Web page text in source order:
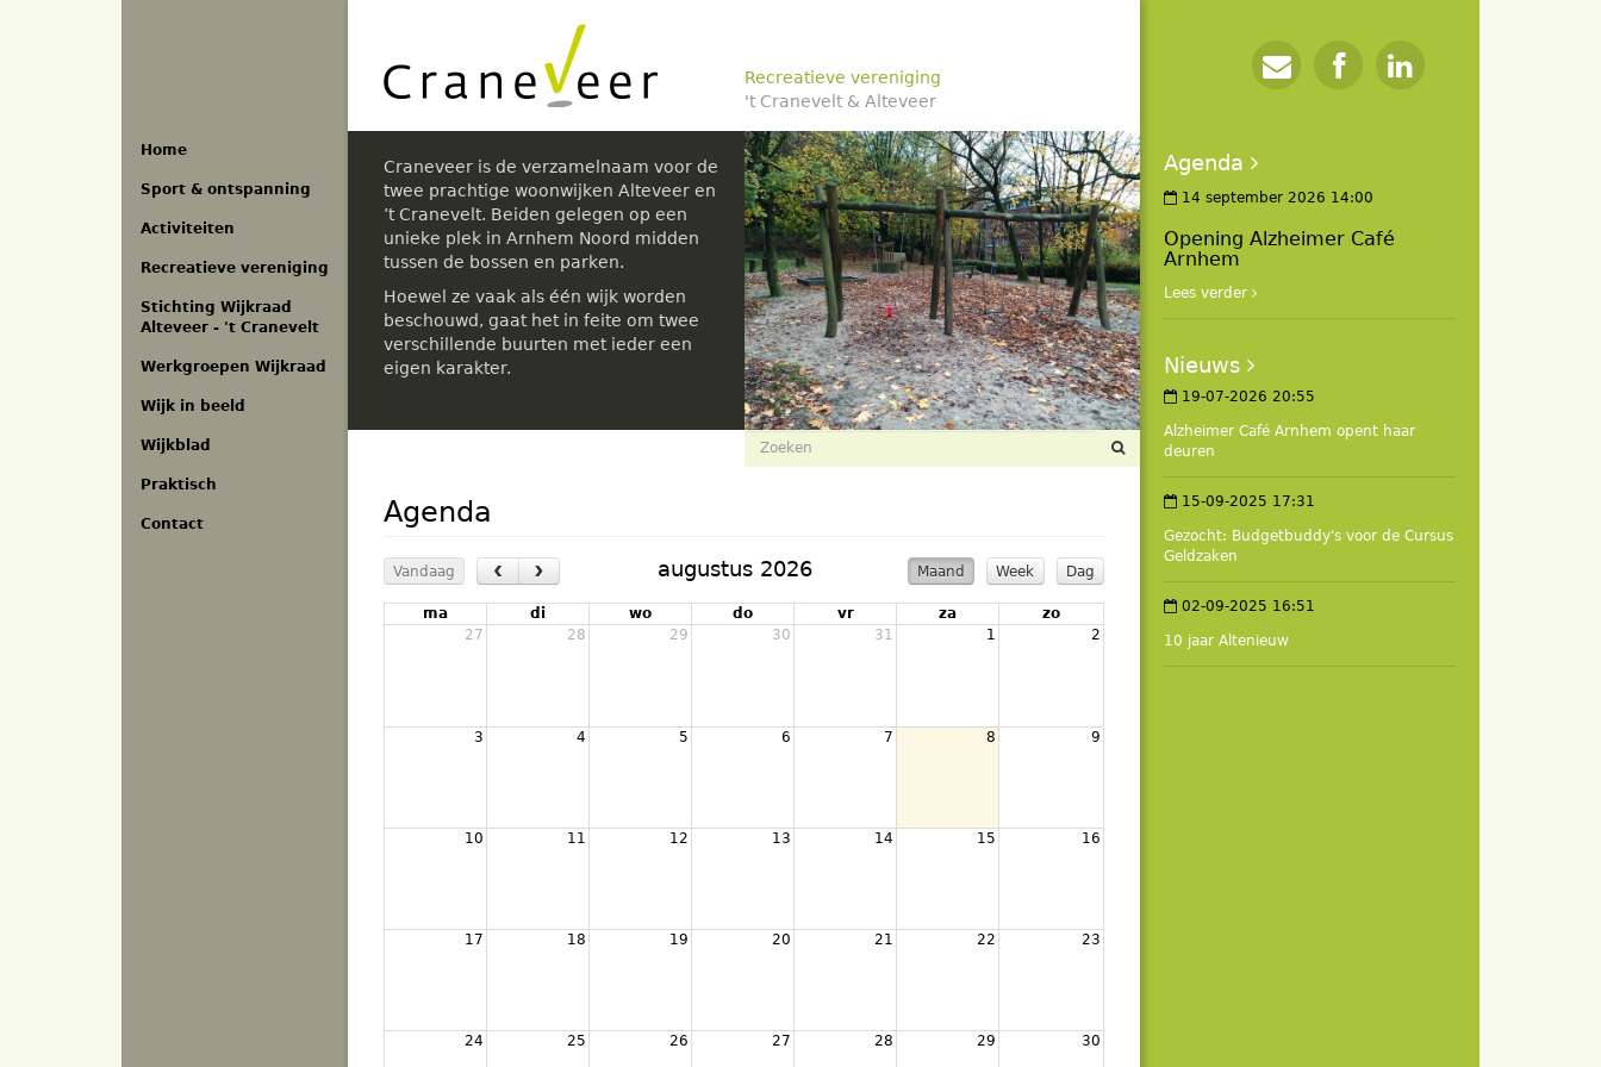
Home
Sport & ontspanning
Activiteiten
Recreatieve vereniging
Stichting Wijkraad
Alteveer - 't Cranevelt
Werkgroepen Wijkraad
Wijk in beeld
Wijkblad
Praktisch
Contact
Recreatieve vereniging
't Cranevelt & Alteveer
Craneveer is de verzamelnaam voor de
twee prachtige woonwijken Alteveer en
’t Cranevelt. Beiden gelegen op een
unieke plek in Arnhem Noord midden
tussen de bossen en parken.
Hoewel ze vaak als één wijk worden
beschouwd, gaat het in feite om twee
verschillende buurten met ieder een
eigen karakter.
Zoekveld
Agenda
Vandaag ‹ › augustus 2026 Maand Week Dag
ma di wo do vr za
zo
27
28 29 30 31 1 2
3 4 5 6 7 8 9
10 11 12 13 14 15 16
17 18 19 20 21 22 23
24 25 26 27 28 29 30
Agenda
14 september 2026 14:00
Opening Alzheimer Café
Arnhem
Lees verder
Nieuws
19-07-2026 20:55
Alzheimer Café Arnhem opent haar
deuren
15-09-2025 17:31
Gezocht: Budgetbuddy's voor de Cursus
Geldzaken
02-09-2025 16:51
10 jaar Altenieuw